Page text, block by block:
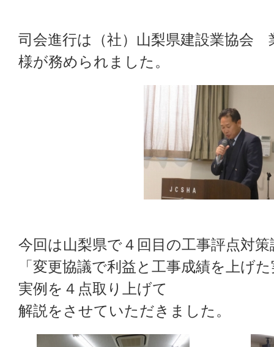
司会進行は（社）山梨県建設業協会
様が務められました。
今回は山梨県で４回目の工事評点対
「変更協議で利益と工事成績を上げ
実例を４点取り上げて
解説をさせていただきました。